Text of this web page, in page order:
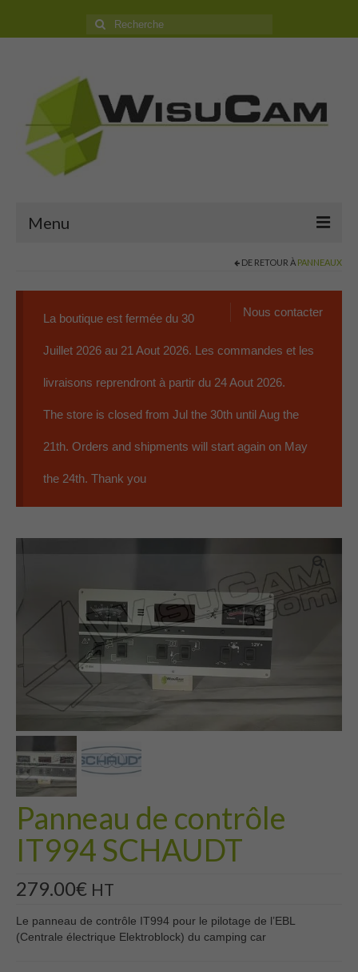
Rechercher
:
Menu
0 Article 0.00€
DE RETOUR À PANNEAUX
Nous contacter
La boutique est fermée du 30
Juillet 2026 au 21 Aout 2026. Les commandes et les
livraisons reprendront à partir du 24 Aout 2026.
The store is closed from Jul the 30th until Aug the
21th. Orders and shipments will start again on May
the 24th. Thank you
Panneau de contrôle
IT994 SCHAUDT
279.00€ HT
Le panneau de contrôle IT994 pour le pilotage de l’EBL
(Centrale électrique Elektroblock) du camping car